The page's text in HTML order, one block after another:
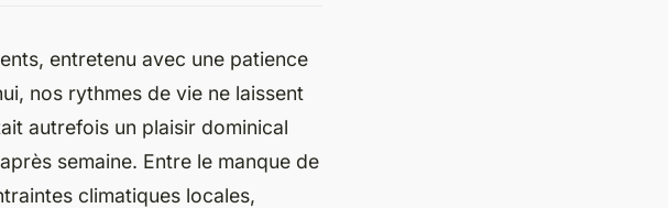
entretenu avec une patience
nos rythmes de vie ne laissent
autrefois un plaisir dominical
semaine. Entre le manque de
climatiques locales,